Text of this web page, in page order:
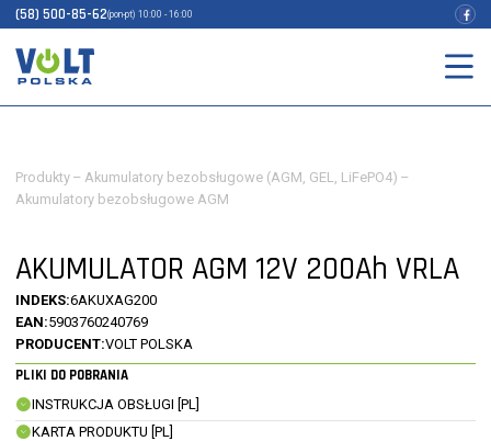
(58) 500-85-62(pon-pt) 10:00 - 16:00
Produkty – Akumulatory bezobsługowe (AGM, GEL, LiFePO4) –
Akumulatory bezobsługowe AGM
AKUMULATOR AGM 12V 200Ah VRLA
INDEKS:6AKUXAG200
EAN:5903760240769
PRODUCENT:VOLT POLSKA
PLIKI DO POBRANIA
INSTRUKCJA OBSŁUGI [PL]
KARTA PRODUKTU [PL]